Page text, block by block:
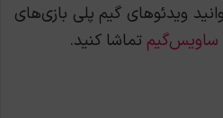
ویدئوهای گیم پلی بازی‌های
ساویس‌گیم تماشا کنید.